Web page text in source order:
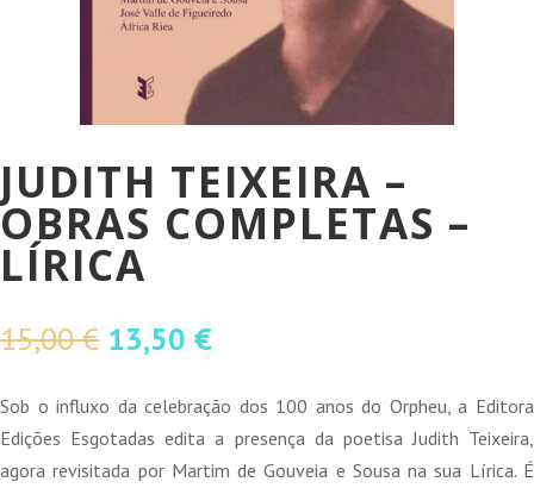
JUDITH TEIXEIRA –
OBRAS COMPLETAS –
LÍRICA
15,00€ O
original
era:
15,00 €.
13,50 €O
atual
é:
13,50 €.
Sob o influxo da celebração dos 100 anos do Orpheu, a Editora
Edições Esgotadas edita a presença da poetisa Judith Teixeira,
agora revisitada por Martim de Gouveia e Sousa na sua Lírica. É